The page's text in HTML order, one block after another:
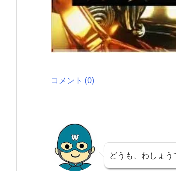
コメント (0)
どうも、わしょう